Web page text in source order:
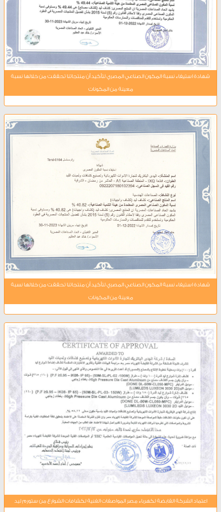
شهادة استيفاء نسبة المكون الصناعي المصري لتأكيد أن منتجاتنا تحققت من خلالها نسبة
معينة من المكونات
شهادة استيفاء نسبة المكون الصناعي المصري لتأكيد أن منتجاتنا تحققت من خلالها نسبة
معينة من المكونات
اعتماد الشركة القابضة لكهرباء مصر المواصفات الفنية لكشافات الشوارع من ستورم ليد